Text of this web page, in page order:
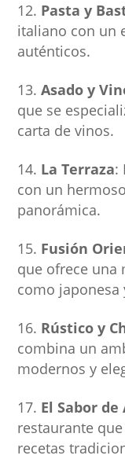
Pasta y
italiano con un
auténticos.
Asado y
que se
carta de vinos.
La Terraza:
con un
panorámica.
Fusión
que ofrece una
como japonesa
Rústico y
combina un
modernos y
El Sabor de
restaurante
recetas